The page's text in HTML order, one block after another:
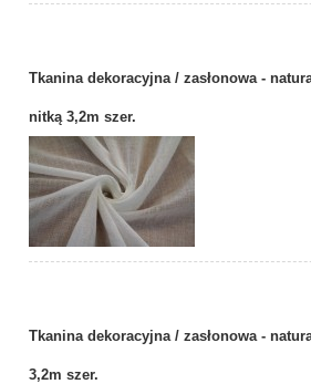
Tkanina dekoracyjna / zasłonowa -
nitką 3,2m szer.
Tkanina dekoracyjna / zasłonowa -
3,2m szer.